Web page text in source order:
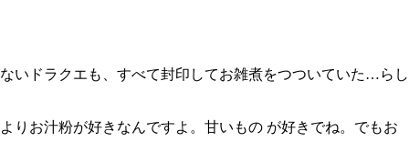
いドラクエも、すべて封印してお雑煮をつついていた…らし
りお汁粉が好きなんですよ。甘いもの が好きでね。でもお